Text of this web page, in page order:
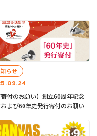
らせ
寄付のお願い】創立60周年記念
よび60年史発行寄付のお願い